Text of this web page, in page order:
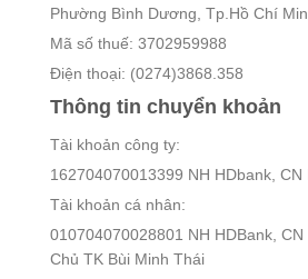
Phường Bình Dương, Tp.Hồ Chí
Mã số thuế: 3702959988
Điện thoại: (0274)3868.358
Thông tin chuyển khoản
Tài khoản công ty:
162704070013399 NH HDbank,
Tài khoản cá nhân:
010704070028801 NH HDBank, CN
Chủ TK Bùi Minh Thái